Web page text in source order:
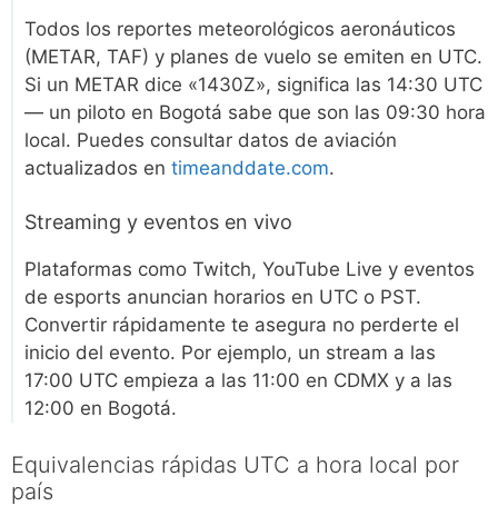
Todos los reportes meteorológicos aeronáuticos
(METAR, TAF) y planes de vuelo se emiten en UTC.
Si un METAR dice «1430Z», significa las 14:30 UTC
— un piloto en Bogotá sabe que son las 09:30 hora
local. Puedes consultar datos de aviación
actualizados en timeanddate.com.
Streaming y eventos en vivo
Plataformas como Twitch, YouTube Live y eventos
de esports anuncian horarios en UTC o PST.
Convertir rápidamente te asegura no perderte el
inicio del evento. Por ejemplo, un stream a las
17:00 UTC empieza a las 11:00 en CDMX y a las
12:00 en Bogotá.
Equivalencias rápidas UTC a hora local por
país